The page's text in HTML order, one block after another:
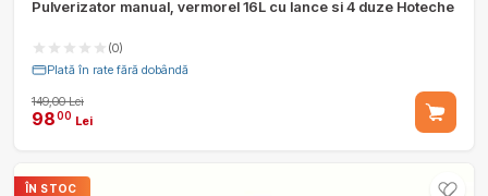
Pulverizator manual, vermorel 16L cu lance si 4 duze Hoteche
(0)
Plată în rate fără dobândă
149,00 Lei
9800 Lei
ÎN STOC